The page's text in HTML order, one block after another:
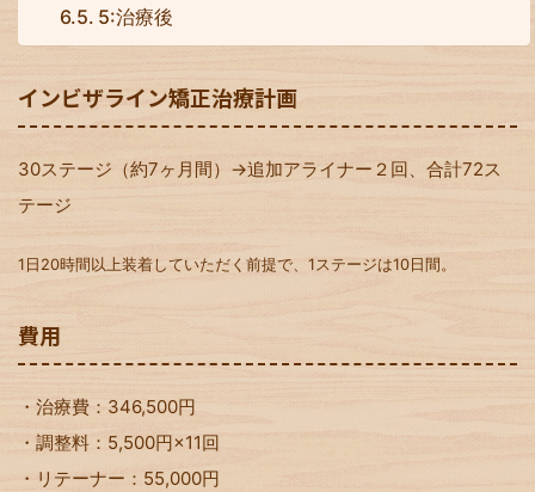
5:治療後
インビザライン矯正治療計画
30ステージ（約7ヶ月間）→追加アライナー２回、合計72ス
テージ
1日20時間以上装着していただく前提で、1ステージは10日間。
費用
・治療費：346,500円
・調整料：5,500円×11回
・リテーナー：55,000円